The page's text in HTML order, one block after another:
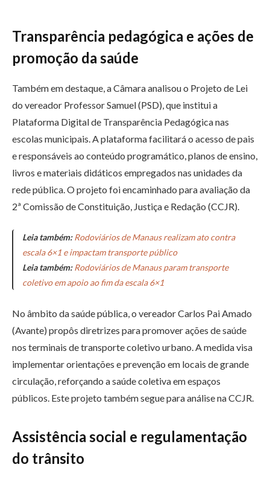
Transparência pedagógica e ações de
promoção da saúde
Também em destaque, a Câmara analisou o Projeto de Lei
do vereador Professor Samuel (PSD), que institui a
Plataforma Digital de Transparência Pedagógica nas
escolas municipais. A plataforma facilitará o acesso de pais
e responsáveis ao conteúdo programático, planos de ensino,
livros e materiais didáticos empregados nas unidades da
rede pública. O projeto foi encaminhado para avaliação da
2ª Comissão de Constituição, Justiça e Redação (CCJR).
Leia também: Rodoviários de Manaus realizam ato contra
escala 6×1 e impactam transporte público
Leia também: Rodoviários de Manaus param transporte
coletivo em apoio ao fim da escala 6×1
No âmbito da saúde pública, o vereador Carlos Pai Amado
(Avante) propôs diretrizes para promover ações de saúde
nos terminais de transporte coletivo urbano. A medida visa
implementar orientações e prevenção em locais de grande
circulação, reforçando a saúde coletiva em espaços
públicos. Este projeto também segue para análise na CCJR.
Assistência social e regulamentação
do trânsito